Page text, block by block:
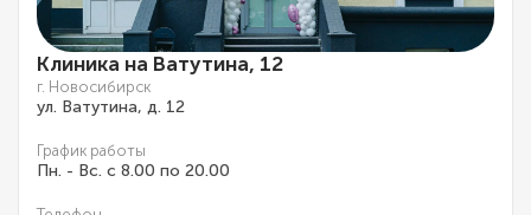
Клиника на Ватутина, 12
г. Новосибирск
ул. Ватутина, д. 12
График работы
Пн. - Вс. с 8.00 по 20.00